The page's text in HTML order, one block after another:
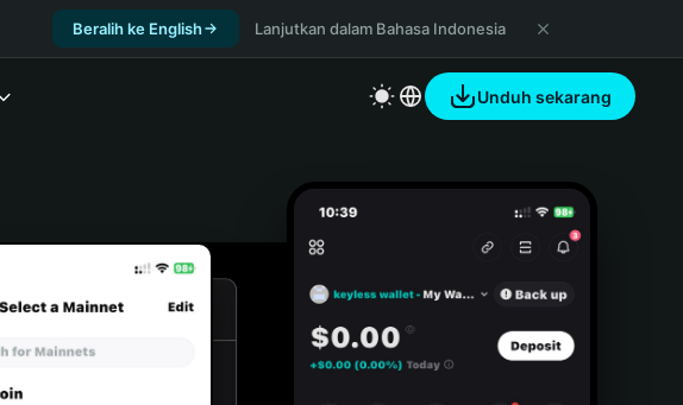
Beralih ke English Lanjutkan dalam Bahasa Indonesia
Unduh sekarang